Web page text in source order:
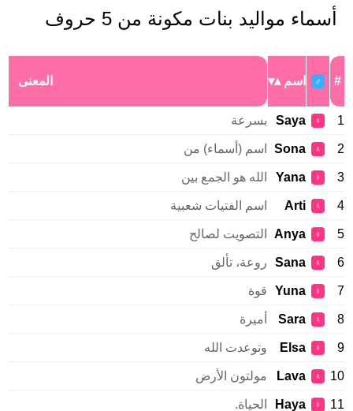
مواليد بنات مكونة من 5 حروف
♂ اسم المعنى
♀
Saya بسرعة
♀
Sona اسم (أسماء) من
♀
Yana الله هو الجمع بين
♀
Arti اسم الفتيات شعبية
♀
Anya التصويت لصالح
♀
Sana روعة، تألق
♀
Yuna قوة
♀
Sara أميرة
♀
Elsa وتوعدت الله
♀
Lava مولتون الأرض
♀
Haya الحياة.